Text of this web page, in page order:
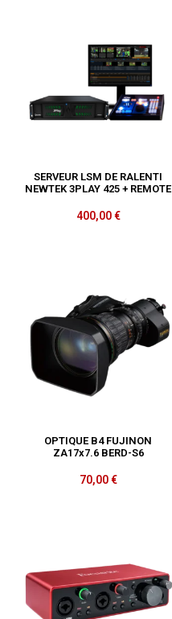
SERVEUR LSM DE RALENTI
NEWTEK 3PLAY 425 + REMOTE
400,00€
OPTIQUE B4 FUJINON
ZA17x7.6 BERD-S6
70,00€